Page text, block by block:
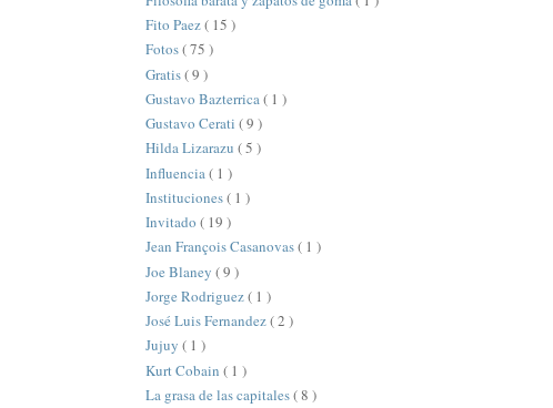
Fito Paez( 15 )
Fotos( 75 )
Gratis( 9 )
Gustavo Bazterrica( 1 )
Gustavo Cerati ( 9 )
Hilda Lizarazu ( 5 )
Influencia ( 1 )
Instituciones( 1 )
Invitado ( 19 )
Jean François Casanovas( 1 )
Joe Blaney ( 9 )
Jorge Rodriguez( 1 )
José Luis Fernandez( 2 )
Jujuy ( 1 )
Kurt Cobain ( 1 )
La grasa de las capitales( 8 )